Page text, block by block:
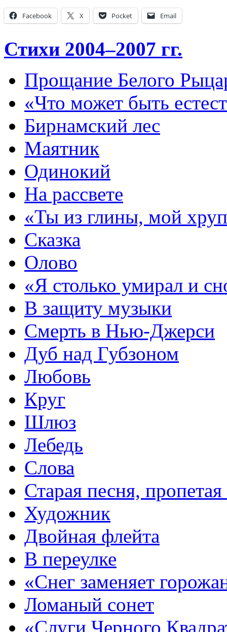
Facebook X Pocket Email
Стихи 2004–2007 гг.
Прощание Белого
«Что может быть
Бирнамский лес
Маятник
Одинокий
На рассвете
«Ты из глины, мой
Сказка
Олово
«Я столько умирал и
В защиту музыки
Смерть в Нью-Джерси
Дуб над Губзоном
Любовь
Круг
Шлюз
Лебедь
Слова
Старая песня,
Художник
Двойная флейта
В переулке
«Снег заменяет
Ломаный сонет
«Слуги Черного